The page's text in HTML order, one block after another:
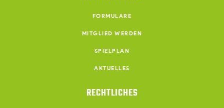
FORMULARE
MITGLIED WERDEN
SPIELPLAN
AKTUELLES
RECHTLICHES